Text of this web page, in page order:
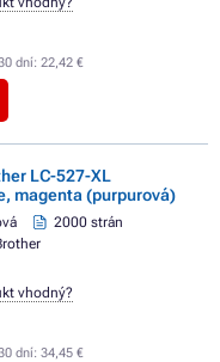
dní: 22,42 €
LC-527-XL
magenta (purpurová)
2000 strán
dní: 34,45 €
vhodný?